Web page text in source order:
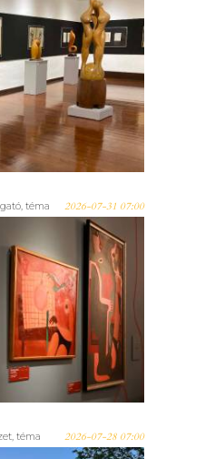
– Király
tárlata
, téma 2026-07-31 07:00
jár a
Picasso
,téma 2026-07-28 07:00